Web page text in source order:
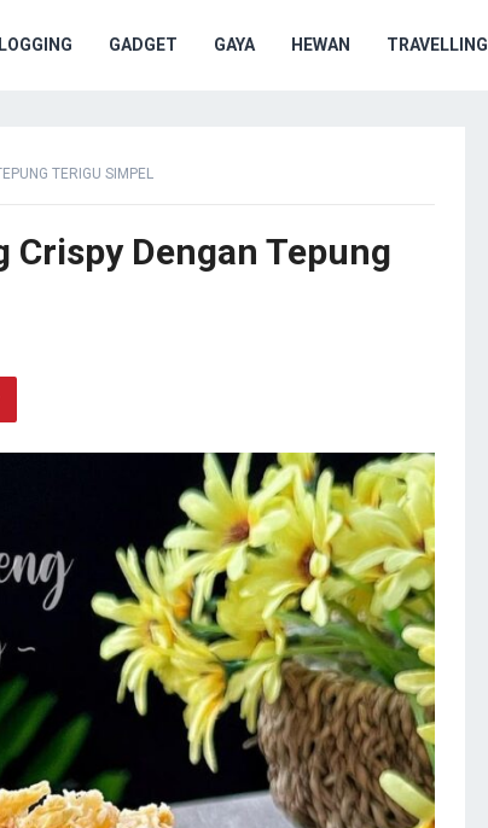
GADGET GAYA HEWAN TRAVELLING
TERIGU SIMPEL
Crispy Dengan Tepung